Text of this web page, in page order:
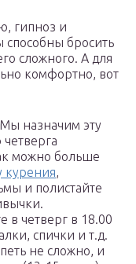
гипноз и
бросить
сложного. А для
комфортно, вот
назначим эту
четверга
можно больше
курения,
и полистайте
в четверг в 18.00
спички и т.д.
не сложно, и